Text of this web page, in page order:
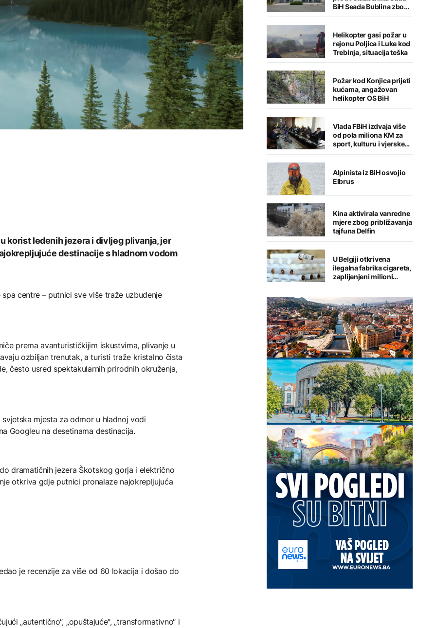
korist ledenih jezera i divljeg plivanja, jer
destinacije s hladnom vodom
centre – putnici sve više traže uzbuđenje
prema avanturističkijim iskustvima, plivanje u
ozbiljan trenutak, a turisti traže kristalno čista
često usred spektakularnih prirodnih okruženja,
mjesta za odmor u hladnoj vodi
Googleu na desetinama destinacija.
dramatičnih jezera Škotskog gorja i električno
otkriva gdje putnici pronalaze najokrepljujuća
je recenzije za više od 60 lokacija i došao do
„autentično“, „opuštajuće“, „transformativno“ i
BiH Seada Bublina zbog
pronevjere
Helikopter gasi požar u
rejonu Poljica i Luke kod
Trebinja, situacija teška
Požar kod Konjica prijeti
kućama, angažovan
helikopter OS BiH
Vlada FBiH izdvaja više
od pola miliona KM za
sport, kulturu i vjerske
institucije
Alpinista iz BiH osvojio
Elbrus
Kina aktivirala vanredne
mjere zbog približavanja
tajfuna Delfin
U Belgiji otkrivena
ilegalna fabrika cigareta,
zaplijenjeni milioni